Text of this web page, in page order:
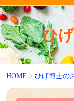
ひ
HOME >ひげ博士の